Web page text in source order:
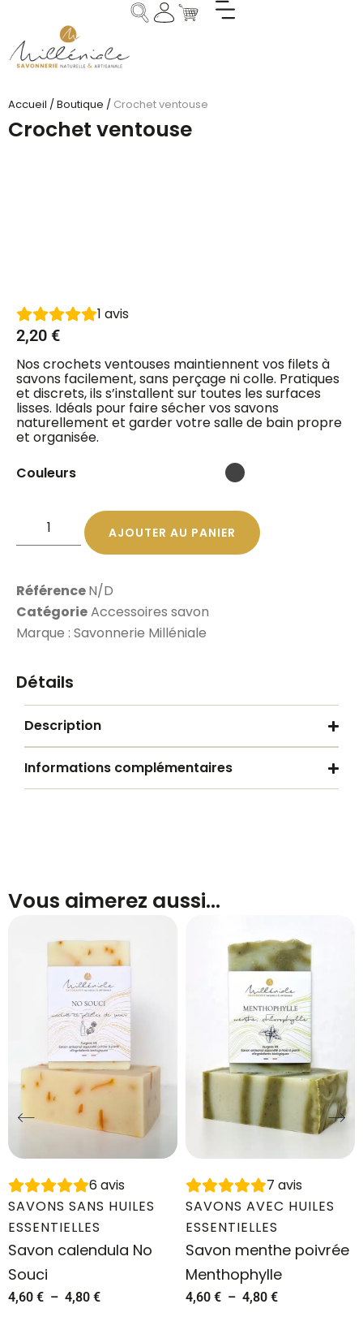
Accueil /Boutique / Crochet ventouse
Crochet ventouse
1 avis
2,20 €
Nos crochets ventouses maintiennent vos filets à
savons facilement, sans perçage ni colle. Pratiques
et discrets, ils s’installent sur toutes les surfaces
lisses. Idéals pour faire sécher vos savons
naturellement et garder votre salle de bain propre
et organisée.
Couleurs
AJOUTER AU PANIER
RéférenceN/D
CatégorieAccessoires savon
Marque : Savonnerie Milléniale
Détails
Description
Informations complémentaires
Vous aimerez aussi…
6avis
SAVONS SANS HUILES
ESSENTIELLES
Savon calendula No
Souci
4,60 € – 4,80 €
7 avis
SAVONS AVEC HUILES
ESSENTIELLES
Savon menthe poivrée
Menthophylle
4,60 € – 4,80 €